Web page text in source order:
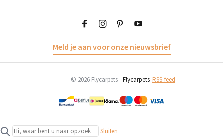
Meld je aan voor onze nieuwsbrief
© 2026 Flycarpets -Flycarpets RSS-feed
Sluiten